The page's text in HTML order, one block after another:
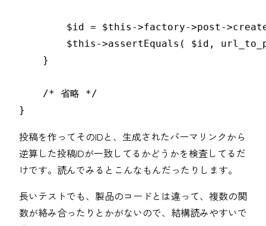
$id = $this->factory->post-
$this->assertEquals( $id,
    }
    /* 省略 */
}
投稿を作ってそのIDと、生成されたパーマリンクから
逆算した投稿IDが一致してるかどうかを検査してるだ
けです。読んでみるとこんなもんだったりします。
長いテストでも、製品のコードとは違って、複数の関
数が絡み合ったりとかがないので、結構読みやすいで